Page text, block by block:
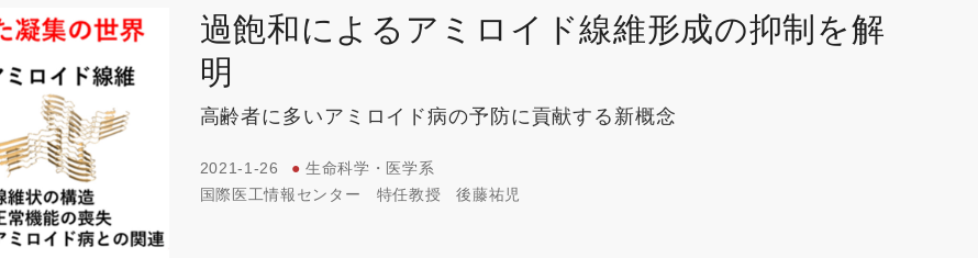
過飽和によるアミロイド線維形成の抑制を解
明
高齢者に多いアミロイド病の予防に貢献する新概念
2021-1-26 ● 生命科学・医学系
国際医工情報センター
特任教授 後藤祐児